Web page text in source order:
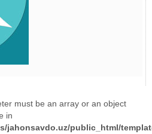
must be an array or an object
in
jahonsavdo.uz/public_html/